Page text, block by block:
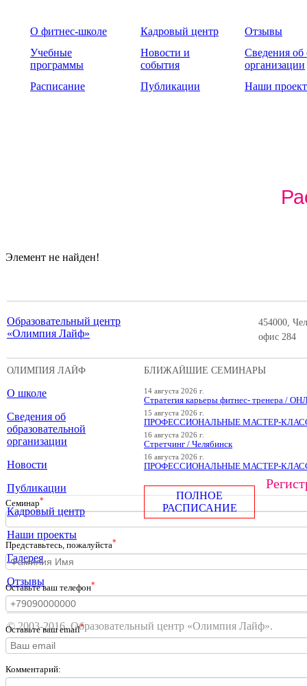
О фитнес-школе Кадровый центр
Отзывы
Учебные
программы
Новости и
события
Сведения об
организации
Расписание
Публикации Наши
Элемент не найден!
Образовательный центр
«Олимпия Лайф»
454000,
офис 284
ОЛИМПИЯ ЛАЙФ
О школе
Сведения об
образовательной
организации
Новости
Публикации
Кадровый центр
Наши проекты
Галерея
Отзывы
БЛИЖАЙШИЕ СЕМИНАРЫ
14 августа 2026 г.
Стратегия карьеры фитнес- тренера /
15 августа 2026 г.
ПРОФЕССИОНАЛЬНЫЕ МАСТЕР-
16 августа 2026 г.
Стретчинг / Челябинск
16 августа 2026 г.
ПРОФЕССИОНАЛЬНЫЕ МАСТЕР-
ПОЛНОЕ
РАСПИСАНИЕ
© 2003-2016. Образовательный центр «Олимпия Лайф».
Cеминар*
Представьтесь, пожалуйста*
Оставьте ваш телефон*
Оставьте ваш email*
Комментарий: